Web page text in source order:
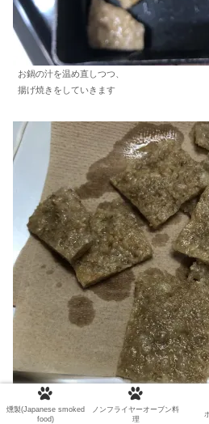
お鍋の汁を温め直しつつ、
揚げ焼きをしていきます
燻製(Japanese smoked
food)
ノンフライヤーオーブン料
理